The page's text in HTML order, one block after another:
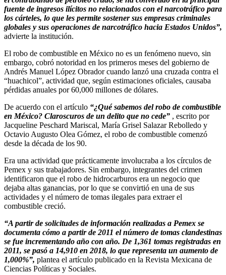
fuente de ingresos ilícitos no relacionados con el narcotráfico para
los cárteles, lo que les permite sostener sus empresas criminales
globales y sus operaciones de narcotráfico hacia Estados Unidos”,
advierte la institución.
El robo de combustible en México no es un fenómeno nuevo, sin
embargo, cobró notoridad en los primeros meses del gobierno de
Andrés Manuel López Obrador cuando lanzó una cruzada contra el
“huachicol”, actividad que, según estimaciones oficiales, causaba
pérdidas anuales por 60,000 millones de dólares.
De acuerdo con el artículo “¿Qué sabemos del robo de combustible
en México? Claroscuros de un delito que no cede” , escrito por
Jacqueline Peschard Mariscal, María Grisel Salazar Rebolledo y
Octavio Augusto Olea Gómez, el robo de combustible comenzó
desde la década de los 90.
Era una actividad que prácticamente involucraba a los círculos de
Pemex y sus trabajadores. Sin embargo, integrantes del crimen
identificaron que el robo de hidrocarburos era un negocio que
dejaba altas ganancias, por lo que se convirtió en una de sus
actividades y el número de tomas ilegales para extraer el
combustible creció.
“A partir de solicitudes de información realizadas a Pemex se
documenta cómo a partir de 2011 el número de tomas clandestinas
se fue incrementando año con año. De 1,361 tomas registradas en
2011, se pasó a 14,910 en 2018, lo que representa un aumento de
1,000%”, plantea el artículo publicado en la Revista Mexicana de
Ciencias Políticas y Sociales.